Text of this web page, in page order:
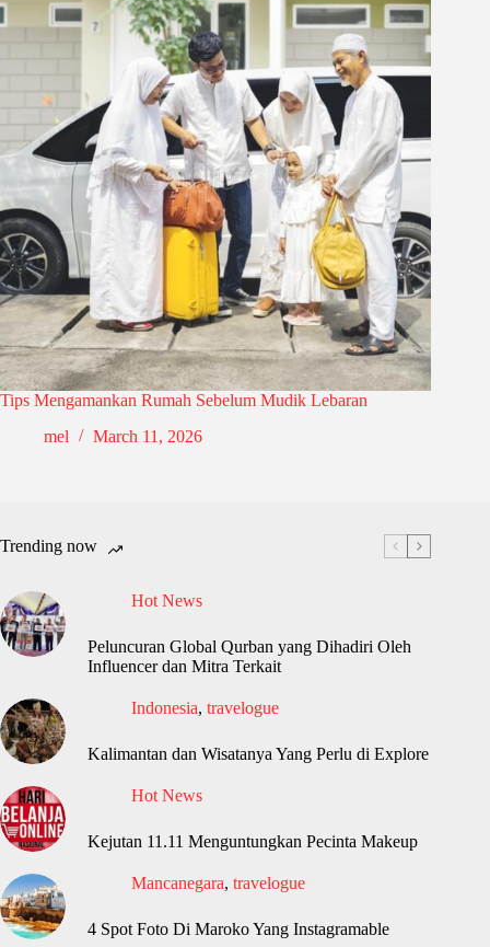
Tips Mengamankan Rumah Sebelum Mudik Lebaran
mel
March 11, 2026
Trending now
Hot News
Peluncuran Global Qurban yang Dihadiri Oleh
Influencer dan Mitra Terkait
Indonesia, travelogue
Kalimantan dan Wisatanya Yang Perlu di Explore
Hot News
Kejutan 11.11 Menguntungkan Pecinta Makeup
Mancanegara, travelogue
4 Spot Foto Di Maroko Yang Instagramable